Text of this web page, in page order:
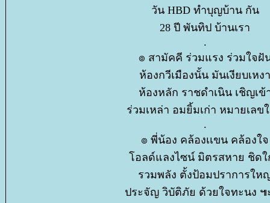
วัน HBD ทำบุญบ้าน กัน
28 ปี พันทิป บ้านเรา
.
๏ สามัคคี ร่วมแรง ร่วมใจฝั
ห้องกวีเมืองนั้น มันเงียบเหงา
ห้องหลัก ราชดำเนิน เชิญเข้
ร่วมเหล่า อมยิ้มเก่า หมายเลข
.
๏ พี่น้อง คล้องเเขน คล้องใจ
อลด์แลงไซน์ มิตรสหาย ชิดใ
รวมพลัง ตั้งป้อมปราการให
ประจัญ วิบัติภัย ด้วยใจทะนง